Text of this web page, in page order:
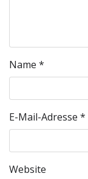
Name *
E-Mail-Adresse *
Website